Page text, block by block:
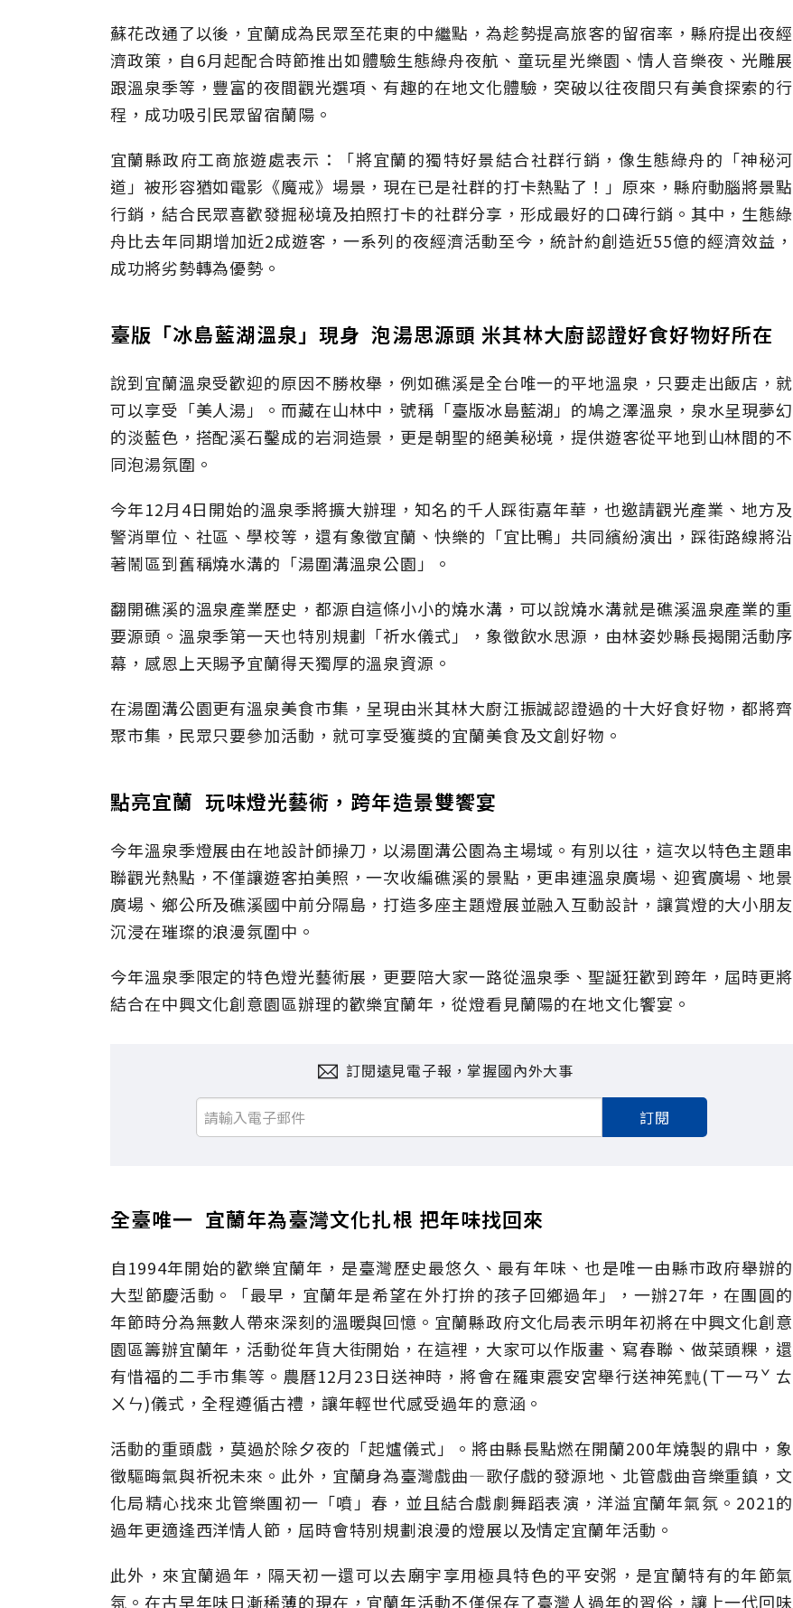
蘇花改通了以後，宜蘭成為民眾至花東的中繼點，為趁勢提高旅客的留宿率，縣府提出夜經
濟政策，自6月起配合時節推出如體驗生態綠舟夜航、童玩星光樂園、情人音樂夜、光雕展
跟溫泉季等，豐富的夜間觀光選項、有趣的在地文化體驗，突破以往夜間只有美食探索的行
程，成功吸引民眾留宿蘭陽。
宜蘭縣政府工商旅遊處表示：「將宜蘭的獨特好景結合社群行銷，像生態綠舟的「神秘河
道」被形容猶如電影《魔戒》場景，現在已是社群的打卡熱點了！」原來，縣府動腦將景點
行銷，結合民眾喜歡發掘秘境及拍照打卡的社群分享，形成最好的口碑行銷。其中，生態綠
舟比去年同期增加近2成遊客，一系列的夜經濟活動至今，統計約創造近55億的經濟效益，
成功將劣勢轉為優勢。
臺版「冰島藍湖溫泉」現身 泡湯思源頭 米其林大廚認證好食好物好所在
說到宜蘭溫泉受歡迎的原因不勝枚舉，例如礁溪是全台唯一的平地溫泉，只要走出飯店，就
可以享受「美人湯」。而藏在山林中，號稱「臺版冰島藍湖」的鳩之澤溫泉，泉水呈現夢幻
的淡藍色，搭配溪石鑿成的岩洞造景，更是朝聖的絕美秘境，提供遊客從平地到山林間的不
同泡湯氛圍。
今年12月4日開始的溫泉季將擴大辦理，知名的千人踩街嘉年華，也邀請觀光產業、地方及
警消單位、社區、學校等，還有象徵宜蘭、快樂的「宜比鴨」共同繽紛演出，踩街路線將沿
著鬧區到舊稱燒水溝的「湯圍溝溫泉公園」。
翻開礁溪的溫泉產業歷史，都源自這條小小的燒水溝，可以說燒水溝就是礁溪溫泉產業的重
要源頭。溫泉季第一天也特別規劃「祈水儀式」，象徵飲水思源，由林姿妙縣長揭開活動序
幕，感恩上天賜予宜蘭得天獨厚的溫泉資源。
在湯圍溝公園更有溫泉美食市集，呈現由米其林大廚江振誠認證過的十大好食好物，都將齊
聚市集，民眾只要參加活動，就可享受獲獎的宜蘭美食及文創好物。
點亮宜蘭 玩味燈光藝術，跨年造景雙饗宴
今年溫泉季燈展由在地設計師操刀，以湯圍溝公園為主場域。有別以往，這次以特色主題串
聯觀光熱點，不僅讓遊客拍美照，一次收編礁溪的景點，更串連溫泉廣場、迎賓廣場、地景
廣場、鄉公所及礁溪國中前分隔島，打造多座主題燈展並融入互動設計，讓賞燈的大小朋友
沉浸在璀璨的浪漫氛圍中。
今年溫泉季限定的特色燈光藝術展，更要陪大家一路從溫泉季、聖誕狂歡到跨年，屆時更將
結合在中興文化創意園區辦理的歡樂宜蘭年，從燈看見蘭陽的在地文化饗宴。
訂閱遠見電子報，掌握國內外大事
訂閱
全臺唯一 宜蘭年為臺灣文化扎根 把年味找回來
自1994年開始的歡樂宜蘭年，是臺灣歷史最悠久、最有年味、也是唯一由縣市政府舉辦的
大型節慶活動。「最早，宜蘭年是希望在外打拚的孩子回鄉過年」，一辦27年，在團圓的
年節時分為無數人帶來深刻的溫暖與回憶。宜蘭縣政府文化局表示明年初將在中興文化創意
園區籌辦宜蘭年，活動從年貨大街開始，在這裡，大家可以作版畫、寫春聯、做菜頭粿，還
有惜福的二手市集等。農曆12月23日送神時，將會在羅東震安宮舉行送神筅黗(ㄒ一ㄢˇ ㄊ
ㄨㄣ)儀式，全程遵循古禮，讓年輕世代感受過年的意涵。
活動的重頭戲，莫過於除夕夜的「起爐儀式」。將由縣長點燃在開蘭200年燒製的鼎中，象
徵驅晦氣與祈祝未來。此外，宜蘭身為臺灣戲曲—歌仔戲的發源地、北管戲曲音樂重鎮，文
化局精心找來北管樂團初一「噴」春，並且結合戲劇舞蹈表演，洋溢宜蘭年氣氛。2021的
過年更適逢西洋情人節，屆時會特別規劃浪漫的燈展以及情定宜蘭年活動。
此外，來宜蘭過年，隔天初一還可以去廟宇享用極具特色的平安粥，是宜蘭特有的年節氣
氛。在古早年味日漸稀薄的現在，宜蘭年活動不僅保存了臺灣人過年的習俗，讓上一代回味